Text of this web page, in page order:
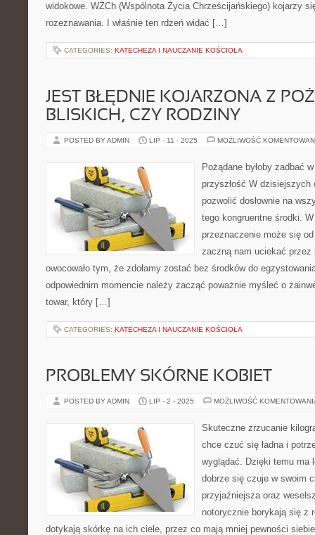
widokowe. WŻCh (Wspólnota Życia Chrześcijańskiego) kojarzy
rozeznawania. I właśnie ten rdzeń widać […]
CATEGORIES: KATECHEZA I NAUCZANIE KOŚCIOŁA
JEST BŁĘDNIE KOJARZONA Z
BLISKICH, CZY RODZINY
POSTED BY ADMIN LIP - 11 - 2025 MOŻLIWOŚĆ
Pożądane byłoby zadbać
przyszłość W
pozwolić dosłownie na
tego kongruentne środki.
przeznaczenie może się
zaczną nam uciekać przez
owocowało tym, że zdołamy zostać bez środków do
odpowiednim momencie należy zacząć poważnie myśleć o
towar, który […]
CATEGORIES: KATECHEZA I NAUCZANIE KOŚCIOŁA
PROBLEMY SKÓRNE KOBIET
POSTED BY ADMIN LIP - 2 - 2025 MOŻLIWOŚĆ
Skuteczne zrzucanie
chce czuć się ładna i
wyglądać. Dzięki temu ma
dobrze się czuje w swoim
przyjaźniejsza oraz
notorycznie borykają się z
dotykają skórkę na ich ciele, przez co mają mniej pewności